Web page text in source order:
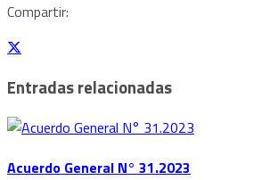
Compartir:
Entradas relacionadas
Acuerdo General N° 31.2023